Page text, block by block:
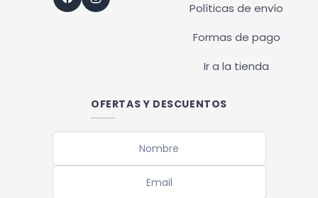
Políticas de envío
Formas de pago
Ir a la tienda
OFERTAS Y DESCUENTOS